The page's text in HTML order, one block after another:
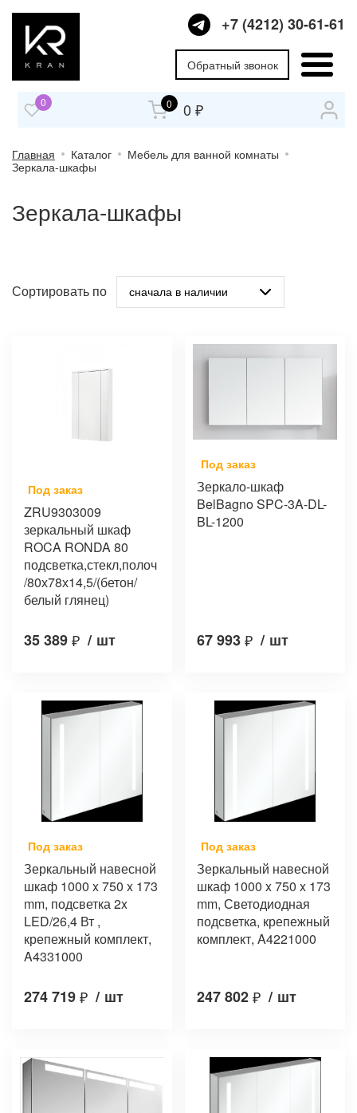
+7 (4212) 30-61-61
Обратный звонок
0 0 0 ₽
Главная Каталог
Мебель для ванной комнаты
Зеркала-шкафы
Зеркала-шкафы
Сортировать по
Под заказ
ZRU9303009
зеркальный шкаф
ROCA RONDA 80
подсветка,стекл,полоч
/80х78х14,5/(бетон/
белый глянец)
35 389₽ / шт
Под заказ
Зеркало-шкаф
BelBagno SPC-3A-DL-
BL-1200
67 993₽ / шт
Под заказ
Зеркальный навесной
шкаф 1000 x 750 x 173
mm, подсветка 2x
LED/26,4 Вт ,
крепежный комплект,
A4331000
274 719₽ / шт
Под заказ
Зеркальный навесной
шкаф 1000 x 750 x 173
mm, Светодиодная
подсветка, крепежный
комплект, A4221000
247 802₽ / шт